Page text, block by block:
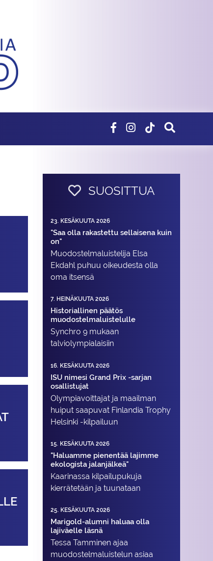
SUOSITTUA
23. KESÄKUUTA 2026
"Saa olla rakastettu sellaisena kuin
on"
Muodostelma­luistelija Elsa
Ekdahl puhuu oikeudesta olla
oma itsensä
7. HEINÄKUUTA 2026
Historiallinen päätös
muodostelmaluistelulle
Synchro 9 mukaan
talviolympialaisiin
16. KESÄKUUTA 2026
ISU nimesi Grand Prix -sarjan
osallistujat
Olympiavoittajat ja maailman
huiput saapuvat Finlandia Trophy
Helsinki -kilpailuun
15. KESÄKUUTA 2026
"Haluamme pienentää lajimme
ekologista jalanjälkeä"
Kaarinassa kilpailupukuja
kierrätetään ja tuunataan
25. KESÄKUUTA 2026
Marigold-alumni haluaa olla
lajiväelle läsnä
Tessa Tamminen ajaa
muodostelma­luistelun asiaa